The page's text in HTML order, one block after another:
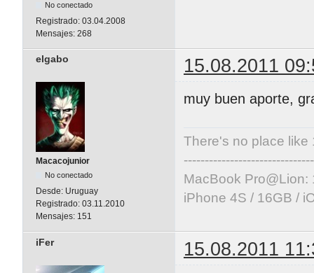
No conectado
Registrado: 03.04.2008
Mensajes: 268
elgabo 15.08.2011
Macacojunior
No conectado
Desde: Uruguay
Registrado: 03.11.2010
Mensajes: 151
muy buen aporte,
There's no place like
MacBook Pro@Lion:
iPhone 4S / 16GB /
iFer 15.08.2011